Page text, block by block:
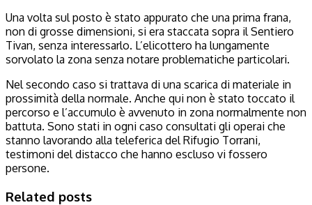
Una volta sul posto è stato appurato che una prima frana,
non di grosse dimensioni, si era staccata sopra il Sentiero
Tivan, senza interessarlo. L’elicottero ha lungamente
sorvolato la zona senza notare problematiche particolari.
Nel secondo caso si trattava di una scarica di materiale in
prossimità della normale. Anche qui non è stato toccato il
percorso e l’accumulo è avvenuto in zona normalmente non
battuta. Sono stati in ogni caso consultati gli operai che
stanno lavorando alla teleferica del Rifugio Torrani,
testimoni del distacco che hanno escluso vi fossero
persone.
Related posts